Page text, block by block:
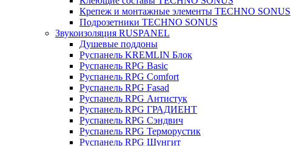
Крепеж и монтажные элементы TECHNO SONUS
Подрозетники TECHNO SONUS
Звукоизоляция RUSPANEL
Душевые поддоны
Руспанель KREMLIN Блок
Руспанель RPG Basic
Руспанель RPG Comfort
Руспанель RPG Fasad
Руспанель RPG Антистук
Руспанель RPG ГРАДИЕНТ
Руспанель RPG Сэндвич
Руспанель RPG Терморустик
Руспанель RPG Шунгит